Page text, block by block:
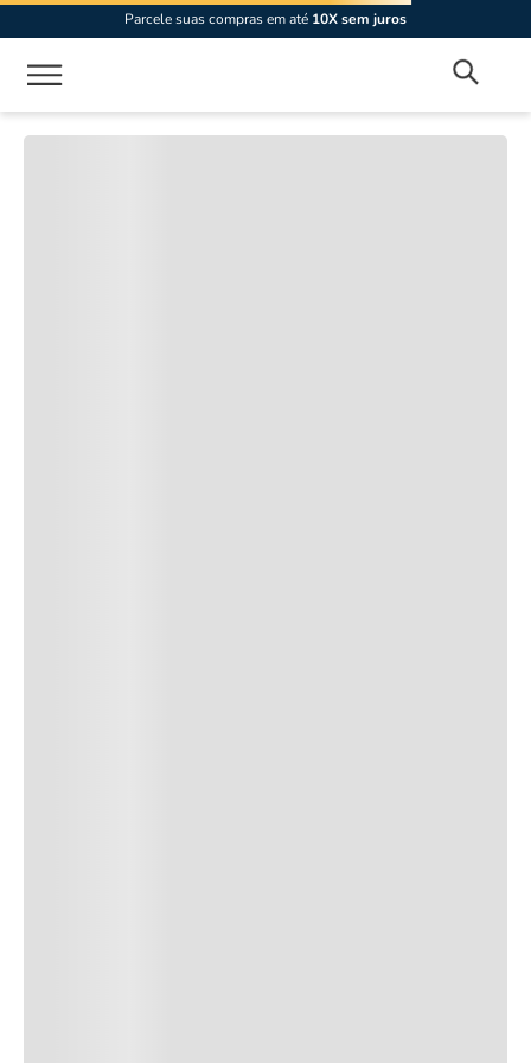
Parcele suas compras em até 10X sem juros